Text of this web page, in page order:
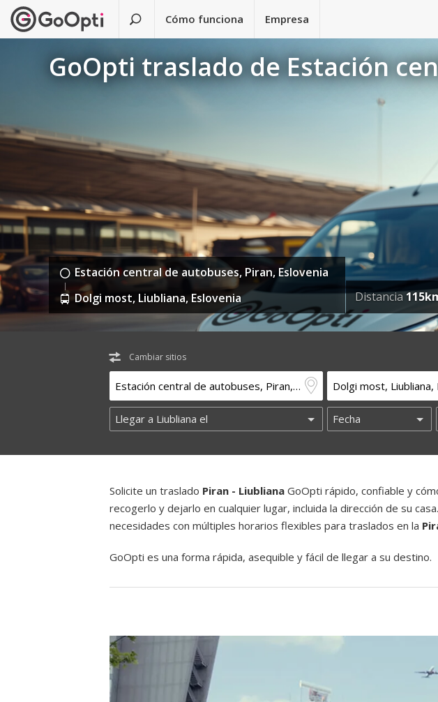
Cómo funciona Empresa
GoOpti traslado de Estación
Estación central de autobuses, Piran, Eslovenia
Dolgi most, Liubliana, Eslovenia
Distancia
Cambiar sitios
Solicite un traslado Piran - Liubliana GoOpti rápido, confiable y
recogerlo y dejarlo en cualquier lugar, incluida la dirección de su
necesidades con múltiples horarios flexibles para traslados en la
GoOpti es una forma rápida, asequible y fácil de llegar a su destino.